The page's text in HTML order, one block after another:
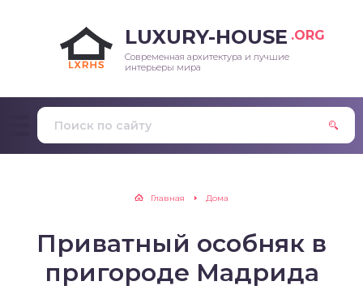
LUXURY-HOUSE .ORG
Современная архитектура и лучшие
интерьеры мира
Главная Дома
Приватный особняк в
пригороде Мадрида